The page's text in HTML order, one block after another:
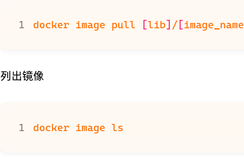
docker image pull [lib] /[image_name
列出镜像